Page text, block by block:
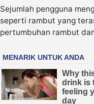
Sejumlah pengguna
seperti rambut yang
pertumbuhan rambut